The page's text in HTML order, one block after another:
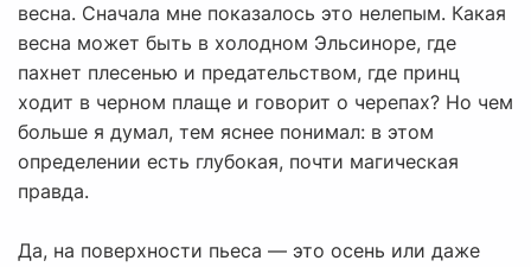
весна. Сначала мне показалось это нелепым. Какая
весна может быть в холодном Эльсиноре, где
пахнет плесенью и предательством, где принц
ходит в черном плаще и говорит о черепах? Но чем
больше я думал, тем яснее понимал: в этом
определении есть глубокая, почти магическая
правда.
Да, на поверхности пьеса — это осень или даже